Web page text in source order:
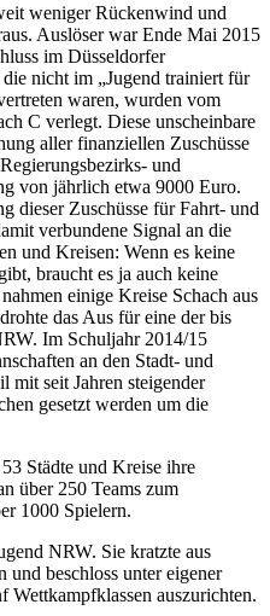
weniger Rückenwind und
Auslöser war Ende Mai 2015
im Düsseldorfer
nicht im „Jugend trainiert für
waren, wurden vom
C verlegt. Diese unscheinbare
aller finanziellen Zuschüsse
und
von jährlich etwa 9000 Euro.
dieser Zuschüsse für Fahrt- und
verbundene Signal an die
und Kreisen: Wenn es keine
braucht es ja auch keine
einige Kreise Schach aus
das Aus für eine der bis
Im Schuljahr 2014/15
an den Stadt- und
mit seit Jahren steigender
gesetzt werden um die
Städte und Kreise ihre
über 250 Teams zum
1000 Spielern.
NRW. Sie kratzte aus
und beschloss unter eigener
auszurichten.